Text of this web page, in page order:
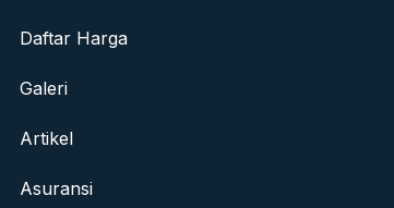
Daftar Harga
Galeri
Artikel
Asuransi